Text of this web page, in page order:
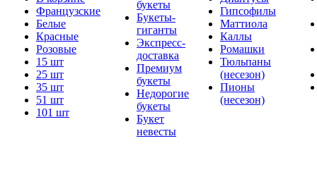
Французские
Белые
Красные
Розовые
15 шт
25 шт
35 шт
51 шт
101 шт
букеты
Букеты-
гиганты
Экспресс-
доставка
Премиум
букеты
Недорогие
букеты
Букет
невесты
Гипсофилы
Маттиола
Каллы
Ромашки
Тюльпаны
(несезон)
Пионы
(несезон)